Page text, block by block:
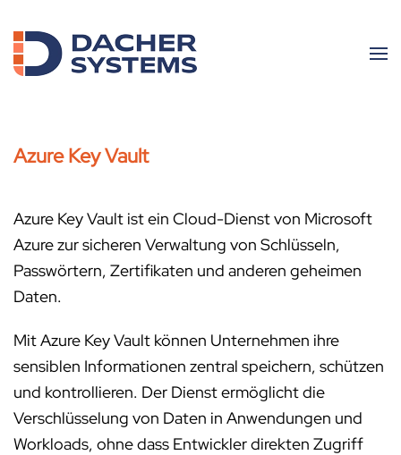
Skip to main content
Azure Key Vault
Azure Key Vault ist ein Cloud-Dienst von Microsoft
Azure zur sicheren Verwaltung von Schlüsseln,
Passwörtern, Zertifikaten und anderen geheimen
Daten.
Mit Azure Key Vault können Unternehmen ihre
sensiblen Informationen zentral speichern, schützen
und kontrollieren. Der Dienst ermöglicht die
Verschlüsselung von Daten in Anwendungen und
Workloads, ohne dass Entwickler direkten Zugriff